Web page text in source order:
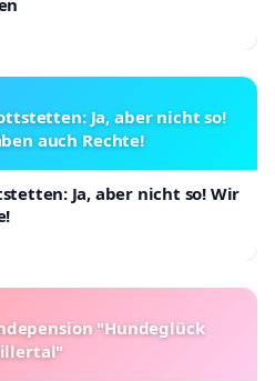
Ja, aber nicht so!
auch Rechte!
Ja, aber nicht so! Wir
"Hundeglück